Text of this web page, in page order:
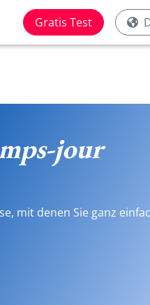
Gratis Test
jour
mit denen Sie ganz